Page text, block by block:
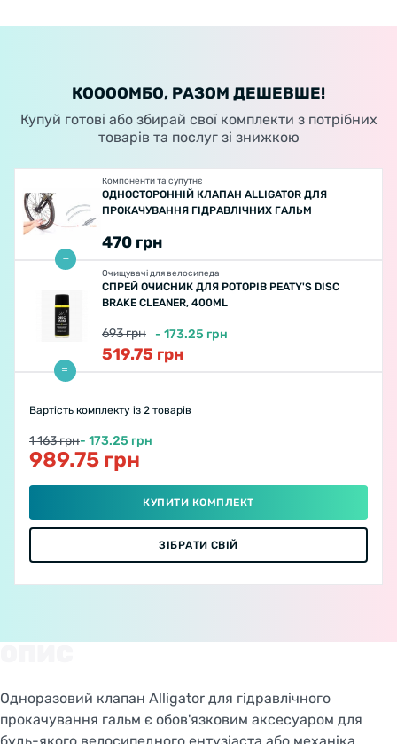
КООООМБО, РАЗОМ ДЕШЕВШЕ!
Купуй готові або збирай свої комплекти з потрібних
товарів та послуг зі знижкою
Компоненти та супутнє
ОДНОСТОРОННІЙ КЛАПАН ALLIGATOR ДЛЯ
ПРОКАЧУВАННЯ ГІДРАВЛІЧНИХ ГАЛЬМ
470 грн
Очищувачі для велосипеда
СПРЕЙ ОЧИСНИК ДЛЯ РОТОРІВ PEATY'S DISC
BRAKE CLEANER, 400ML
693грн - 173.25 грн
519.75 грн
Вартість комплекту із 2 товарів
1 163 грн- 173.25 грн
989.75 грн
КУПИТИ КОМПЛЕКТ
ЗІБРАТИ СВІЙ
Одноразовий клапан Alligator для гідравлічного
прокачування гальм є обов'язковим аксесуаром для